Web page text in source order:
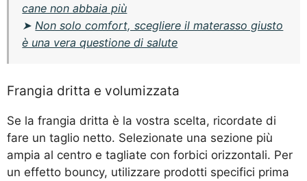
cane non abbaia più
➤Non solo comfort, scegliere il materasso giusto
è una vera questione di salute
Frangia dritta e volumizzata
Se la frangia dritta è la vostra scelta, ricordate di
fare un taglio netto. Selezionate una sezione più
ampia al centro e tagliate con forbici orizzontali. Per
un effetto bouncy, utilizzare prodotti specifici prima